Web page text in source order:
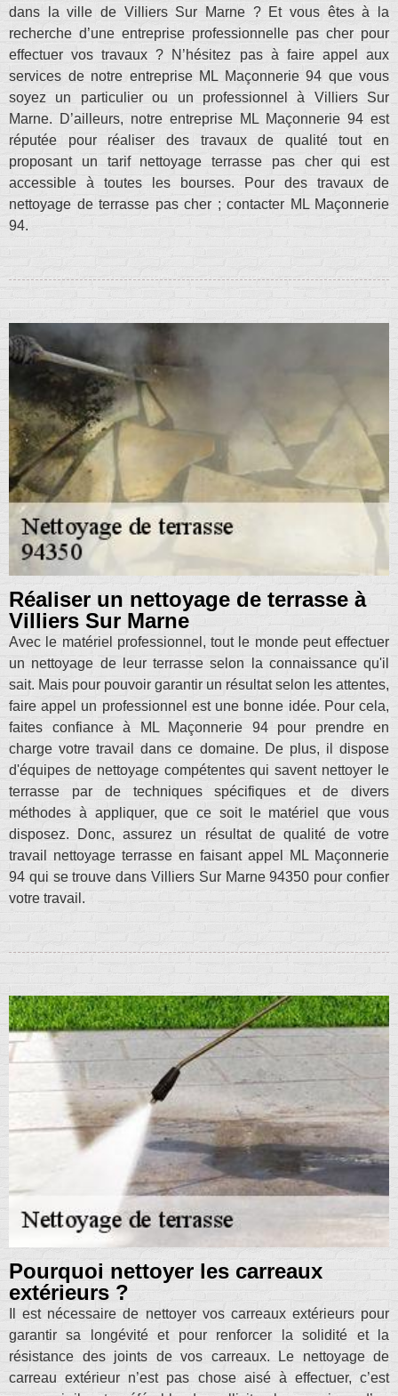
dans la ville de Villiers Sur Marne ? Et vous êtes à la
recherche d’une entreprise professionnelle pas cher pour
effectuer vos travaux ? N’hésitez pas à faire appel aux
services de notre entreprise ML Maçonnerie 94 que vous
soyez un particulier ou un professionnel à Villiers Sur
Marne. D’ailleurs, notre entreprise ML Maçonnerie 94 est
réputée pour réaliser des travaux de qualité tout en
proposant un tarif nettoyage terrasse pas cher qui est
accessible à toutes les bourses. Pour des travaux de
nettoyage de terrasse pas cher ; contacter ML Maçonnerie
94.
Réaliser un nettoyage de terrasse à
Villiers Sur Marne
Avec le matériel professionnel, tout le monde peut effectuer
un nettoyage de leur terrasse selon la connaissance qu'il
sait. Mais pour pouvoir garantir un résultat selon les attentes,
faire appel un professionnel est une bonne idée. Pour cela,
faites confiance à ML Maçonnerie 94 pour prendre en
charge votre travail dans ce domaine. De plus, il dispose
d'équipes de nettoyage compétentes qui savent nettoyer le
terrasse par de techniques spécifiques et de divers
méthodes à appliquer, que ce soit le matériel que vous
disposez. Donc, assurez un résultat de qualité de votre
travail nettoyage terrasse en faisant appel ML Maçonnerie
94 qui se trouve dans Villiers Sur Marne 94350 pour confier
votre travail.
Pourquoi nettoyer les carreaux
extérieurs ?
Il est nécessaire de nettoyer vos carreaux extérieurs pour
garantir sa longévité et pour renforcer la solidité et la
résistance des joints de vos carreaux. Le nettoyage de
carreau extérieur n’est pas chose aisé à effectuer, c’est